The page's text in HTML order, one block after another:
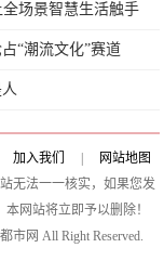
全场景智慧生活触手
“潮流文化”赛道
加入我们
网站地图
无法一一核实，如果您发
网站将立即予以删除！
市网 All Right Reserved.